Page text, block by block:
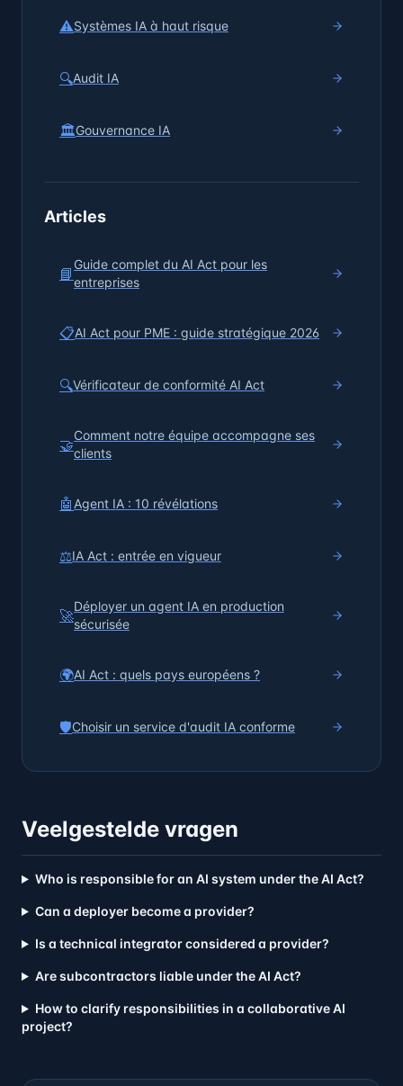
⚠️Systèmes IA à haut risque
🔍Audit IA
🏛️Gouvernance IA
Articles
📘
Guide complet du AI Act pour les
entreprises
📋AI Act pour PME : guide stratégique 2026
🔍Vérificateur de conformité AI Act
🤝
Comment notre équipe accompagne ses
clients
🤖 Agent IA : 10 révélations
⚖️IA Act : entrée en vigueur
🚀
Déployer un agent IA en production
sécurisée
🌍AI Act : quels pays européens ?
🛡️Choisir un service d'audit IA conforme
Veelgestelde vragen
Who is responsible for an AI system under the AI Act?
Can a deployer become a provider?
Is a technical integrator considered a provider?
Are subcontractors liable under the AI Act?
How to clarify responsibilities in a collaborative AI
project?